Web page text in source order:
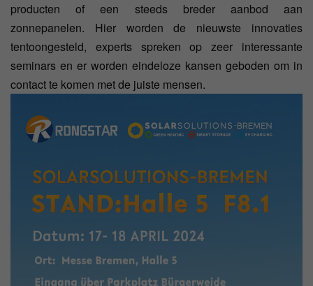
producten of een steeds breder aanbod aan
zonnepanelen. Hier worden de nieuwste innovaties
tentoongesteld, experts spreken op zeer interessante
seminars en er worden eindeloze kansen geboden om in
contact te komen met de juiste mensen.